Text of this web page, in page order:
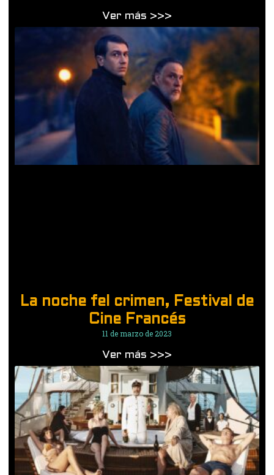
Ver más >>>
La noche fel crimen, Festival de
Cine Francés
11 de marzo de 2023
Ver más >>>